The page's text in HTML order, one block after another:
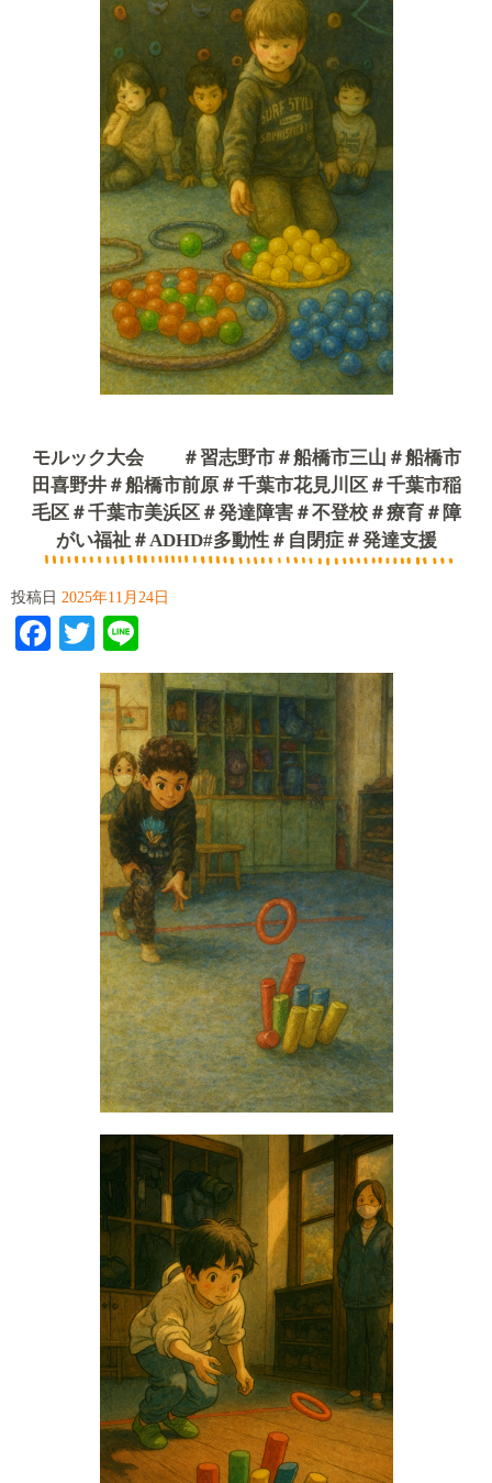
モルック大会 ＃習志野市＃船橋市三山＃船橋市
田喜野井＃船橋市前原＃千葉市花見川区＃千葉市稲
毛区＃千葉市美浜区＃発達障害＃不登校＃療育＃障
がい福祉＃ADHD#多動性＃自閉症＃発達支援
投稿日 2025年11月24日
Facebook
Twitter